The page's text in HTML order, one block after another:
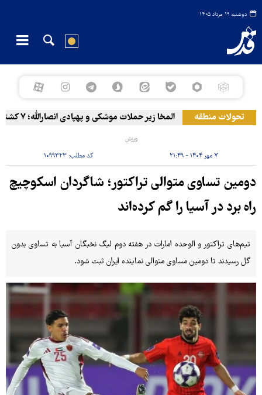
دوشنبه ۱۹ مرداد ۱۴۰۵
تحولات منطقه المخا زیر حملات موشکی و پهپادی انصارالله؛ ۷ کشته و ۳۰ زخمی
ورزش
۷ مهر ۱۴۰۴ - ۲۱:۴۹ کد مطلب:۱۰۹۹۳۲۳
دومین تساوی متوالی تراکتور؛ شاگردان اسکوچیچ
راه برد در آسیا را گم کرده‌اند
تیم‌های تراکتور و الوحده امارات در هفته دوم لیگ نخبگان آسیا به تساوی بدون
گل رسیدند تا دومین مساوی متوالی نماینده ایران ثبت شود.